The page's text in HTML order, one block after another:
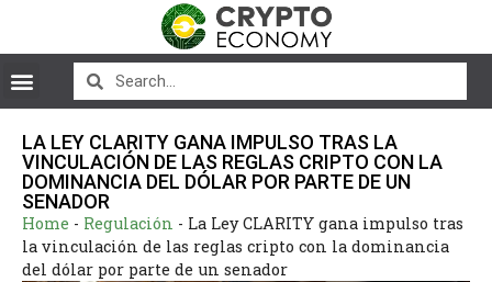
LA LEY CLARITY GANA IMPULSO TRAS LA
VINCULACIÓN DE LAS REGLAS CRIPTO CON LA
DOMINANCIA DEL DÓLAR POR PARTE DE UN
SENADOR
Home - Regulación - La Ley CLARITY gana impulso tras
la vinculación de las reglas cripto con la dominancia
del dólar por parte de un senador